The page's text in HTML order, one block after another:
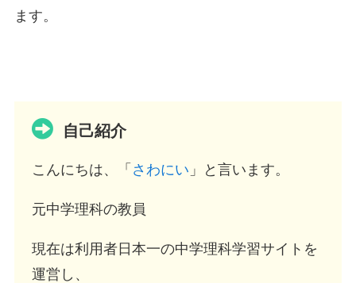
ます。
自己紹介
こんにちは、「 さわにい 」と言います。
元中学理科の教員
現在は利用者日本一の中学理科学習サイトを
運営し、